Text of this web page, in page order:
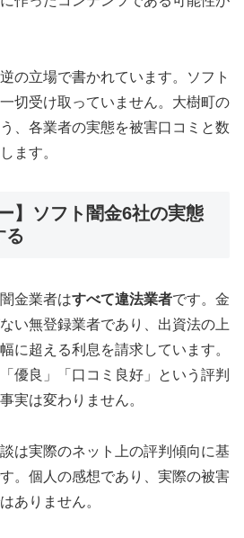
の立場で書かれています。ソフト
切受け取っていません。大樹町の
、各業者の実態を被害口コミと数
ます。
】ソフト闇金6社の実態
る
金業者はすべて違法業者です。金
い無登録業者であり、出資法の上
に超える利息を請求しています。
優良」「口コミ良好」という評判
実は変わりません。
は実際のネット上の評判傾向に基
。個人の感想であり、実際の被害
ありません。